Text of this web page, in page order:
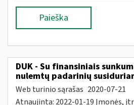
Paieška
DUK - Su finansiniais
nulemtų padarinių
Web turinio sąrašas 2020-07-21
Atnaujinta: 2022-01-19 Įmonės,